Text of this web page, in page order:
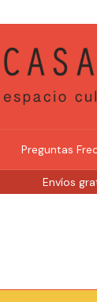
Envíos
Preguntas